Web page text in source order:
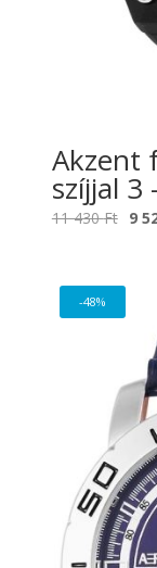
Akzent
szíjjal 3
11 430Ft
11
430
9
-48%